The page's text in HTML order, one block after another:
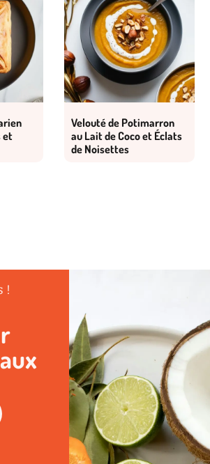
et
Velouté de Potimarron
au Lait de Coco et Éclats
de Noisettes
!